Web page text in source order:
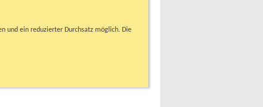
und ein reduzierter Durchsatz möglich. Die